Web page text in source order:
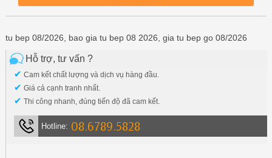
tu bep 08/2026, bao gia tu bep 08 2026, gia tu bep go 08/2026
Hỗ trợ, tư vấn ?
✔ Cam kết chất lượng và dịch vụ hàng đầu.
✔ Giá cả cạnh tranh nhất.
✔ Thi công nhanh, đúng tiến độ đã cam kết.
Hotline: 08.6789.5828